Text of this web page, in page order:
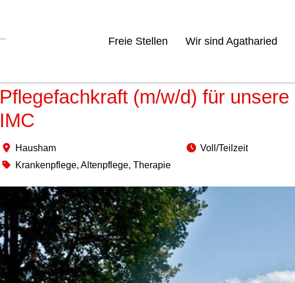
Freie Stellen Wir sind Agatharied
Pflegefachkraft (m/w/d) für
IMC
Hausham
Krankenpflege, Altenpflege, Therapie
Voll/Teilzeit